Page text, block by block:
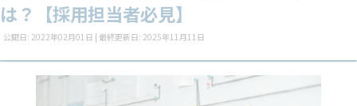
は？【採用担当者必見】
公開日: 2022年02月01日 | 最終更新日: 2025年11月11日